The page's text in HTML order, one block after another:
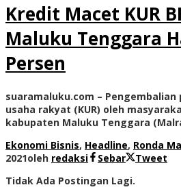
Kredit Macet KUR
Maluku Tenggara
Persen
suaramaluku.com –
usaha rakyat (KUR) oleh
kabupaten Maluku Tenggara
Ekonomi Bisnis, Headline, Ronda
2021oleh redaksi Sebar
Tweet
Tidak Ada Postingan Lagi.